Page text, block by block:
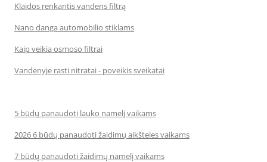
Klaidos renkantis vandens filtrą
Nano danga automobilio stiklams
Kaip veikia osmoso filtrai
Vandenyje rasti nitratai - poveikis sveikatai
5 būdų panaudoti lauko namelį vaikams
2026 6 būdų panaudoti žaidimų aikšteles vaikams
7 būdų panaudoti žaidimų namelį vaikams